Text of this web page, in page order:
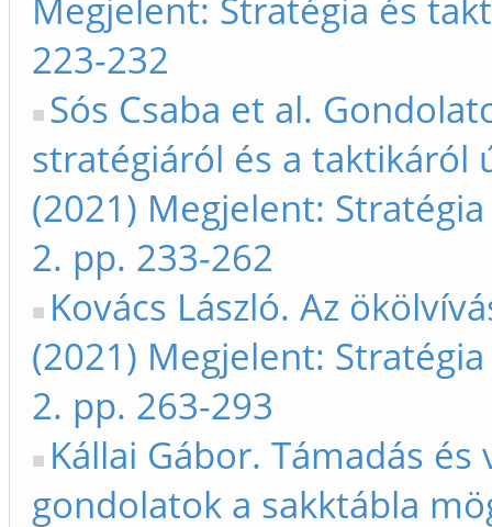
Megjelent: Stratégia és
223-232
Sós Csaba et al.
stratégiáról és a taktikáról
(2021) Megjelent:
2. pp. 233-262
Kovács László. Az
(2021) Megjelent:
2. pp. 263-293
Kállai Gábor. Támadás és
gondolatok a sakktábla